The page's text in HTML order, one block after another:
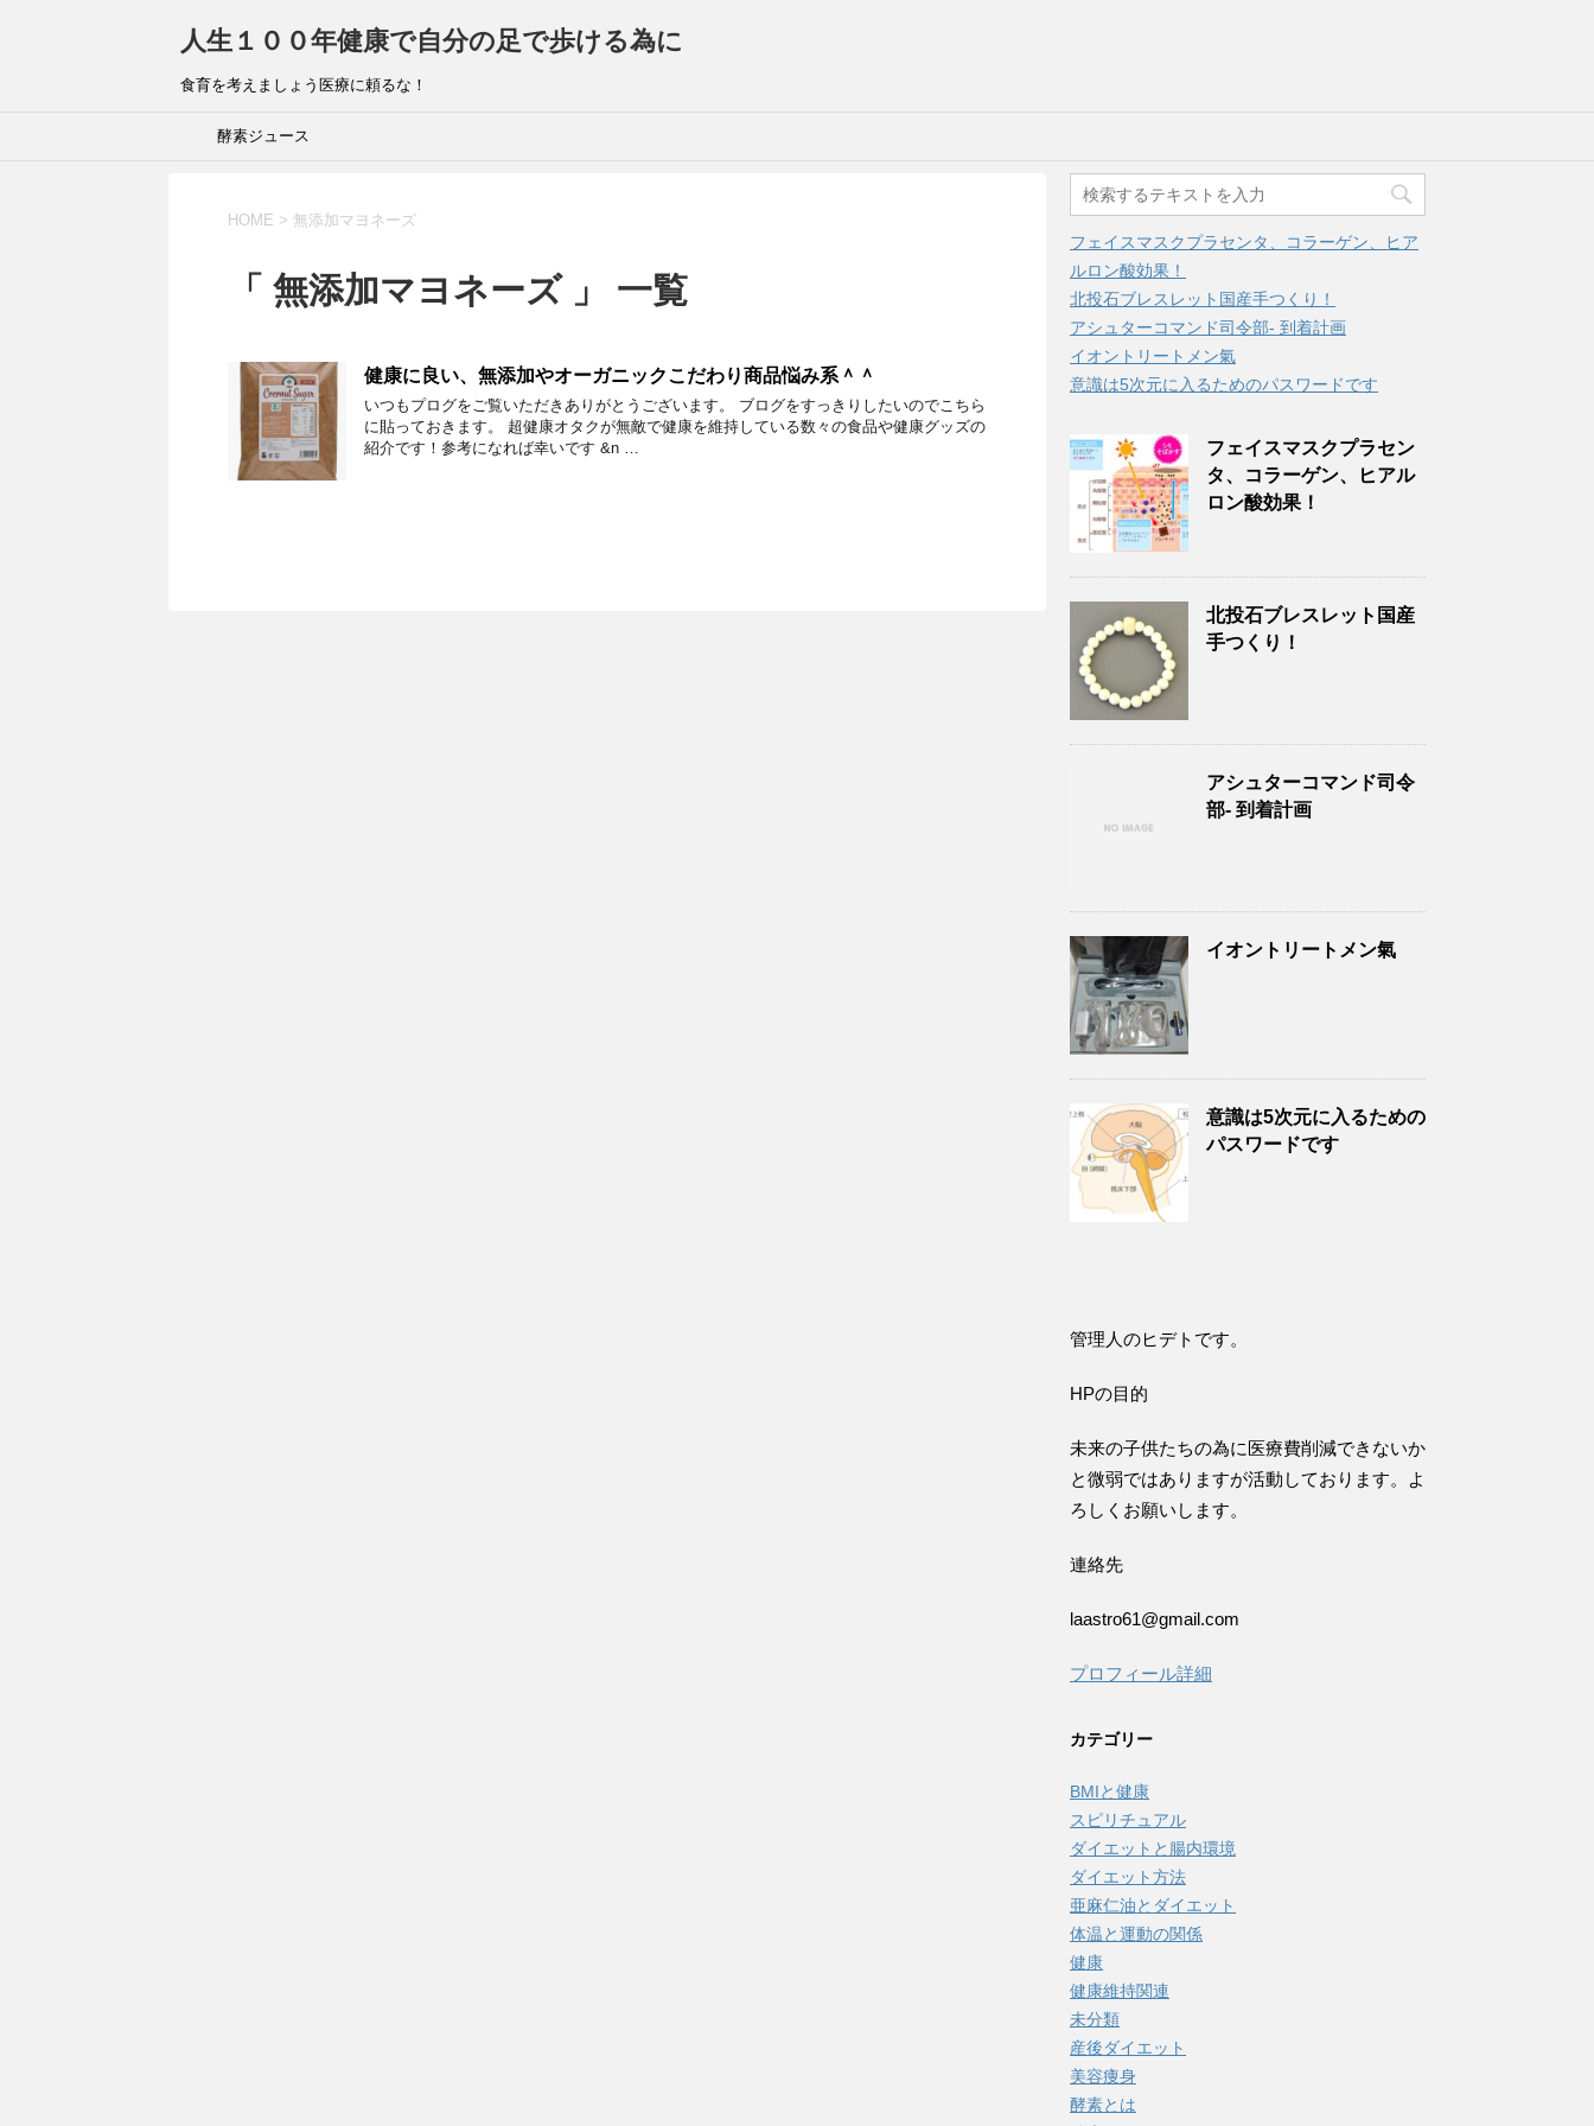
人生１００年健康で自分の足で歩ける為に
食育を考えましょう医療に頼るな！
酵素ジュース
HOME > 無添加マヨネーズ
「 無添加マヨネーズ 」 一覧
健康に良い、無添加やオーガニックこだわり商品悩み系＾＾
いつもプログをご覧いただきありがとうございます。 ブログをすっきりしたいのでこちら
に貼っておきます。 超健康オタクが無敵で健康を維持している数々の食品や健康グッズの
紹介です！参考になれば幸いです &n …
フェイスマスクプラセンタ、コラーゲン、ヒア
ルロン酸効果！
北投石ブレスレット国産手つくり！
アシュターコマンド司令部- 到着計画
イオントリートメン氣
意識は5次元に入るためのパスワードです
フェイスマスクプラセン
タ、コラーゲン、ヒアル
ロン酸効果！
北投石ブレスレット国産
手つくり！
アシュターコマンド司令
部- 到着計画
イオントリートメン氣
意識は5次元に入るための
パスワードです
管理人のヒデトです。
HPの目的
未来の子供たちの為に医療費削減できないか
と微弱ではありますが活動しております。よ
ろしくお願いします。
連絡先
laastro61@gmail.com
プロフィール詳細
カテゴリー
BMIと健康
スピリチュアル
ダイエットと腸内環境
ダイエット方法
亜麻仁油とダイエット
体温と運動の関係
健康
健康維持関連
未分類
産後ダイエット
美容痩身
酵素とは